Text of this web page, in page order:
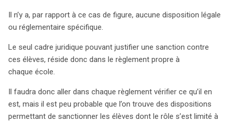
Il n’y a, par rapport à ce cas de figure, aucune disposition légale
ou réglementaire spécifique.
Le seul cadre juridique pouvant justifier une sanction contre
ces élèves, réside donc dans le règlement propre à
chaque école.
Il faudra donc aller dans chaque règlement vérifier ce qu’il en
est, mais il est peu probable que l’on trouve des dispositions
permettant de sanctionner les élèves dont le rôle s’est limité à